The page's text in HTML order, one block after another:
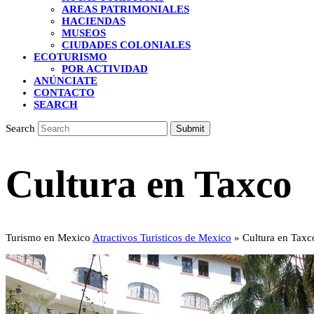
AREAS PATRIMONIALES
HACIENDAS
MUSEOS
CIUDADES COLONIALES
ECOTURISMO
POR ACTIVIDAD
ANÚNCIATE
CONTACTO
SEARCH
Search Submit
Cultura en Taxco
Turismo en Mexico Atractivos Turisticos de Mexico » Cultura en